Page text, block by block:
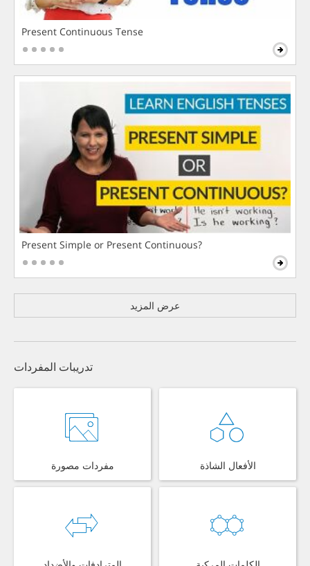
Present Continuous Tense
Present Simple or Present Continuous?
عرض المزيد
تدريبات المفردات
مفردات مصورة الأفعال الشاذة